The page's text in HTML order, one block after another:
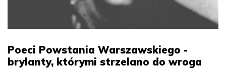
Poeci Powstania Warszawskiego -
brylanty, którymi strzelano do wroga